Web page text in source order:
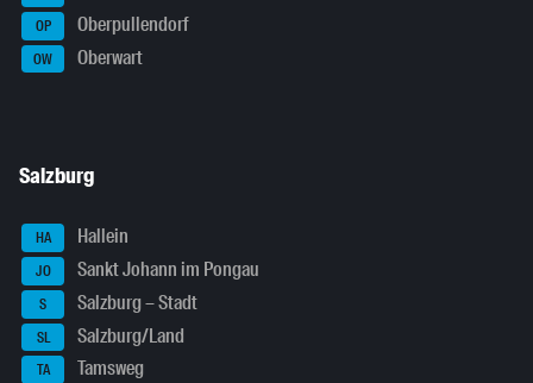
OP Oberpullendorf
OW Oberwart
Salzburg
HA Hallein
JO Sankt Johann im Pongau
S Salzburg – Stadt
SL Salzburg/Land
TA Tamsweg